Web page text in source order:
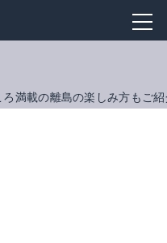
満載の離島の楽しみ方もご